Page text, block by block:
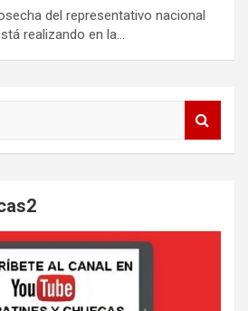
del representativo nacional
realizando en la…